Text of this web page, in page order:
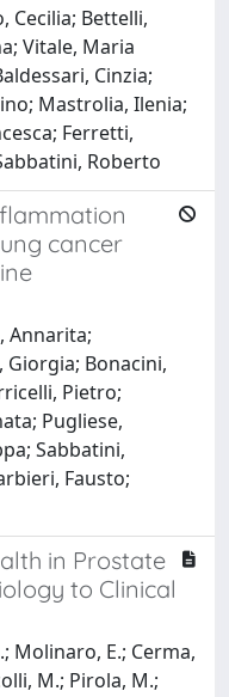
Cecilia; Bettelli,
Vitale, Maria
Cinzia;
Mastrolia, Ilenia;
Ferretti,
Roberto
cancer
Annarita;
Giorgia; Bonacini,
Pietro;
Pugliese,
Sabbatini,
Fausto;
in Prostate
to Clinical
Molinaro, E.; Cerma,
M.; Pirola, M.;